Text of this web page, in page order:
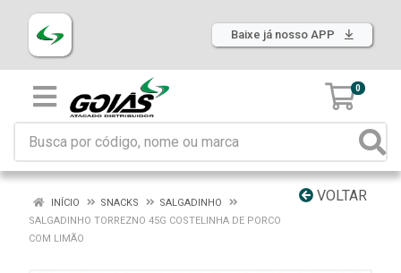
Baixe já nosso APP
0
VOLTAR
INÍCIO SNACKS
SALGADINHO
SALGADINHO TORREZNO 45G COSTELINHA DE PORCO
COM LIMÃO